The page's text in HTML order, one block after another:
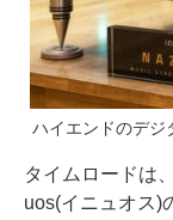
ハイエンドのデジ
タイムロードは
uos(イニュオス)